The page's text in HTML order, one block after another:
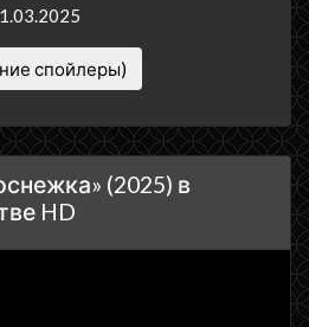
спойлеры)
(2025) в
HD